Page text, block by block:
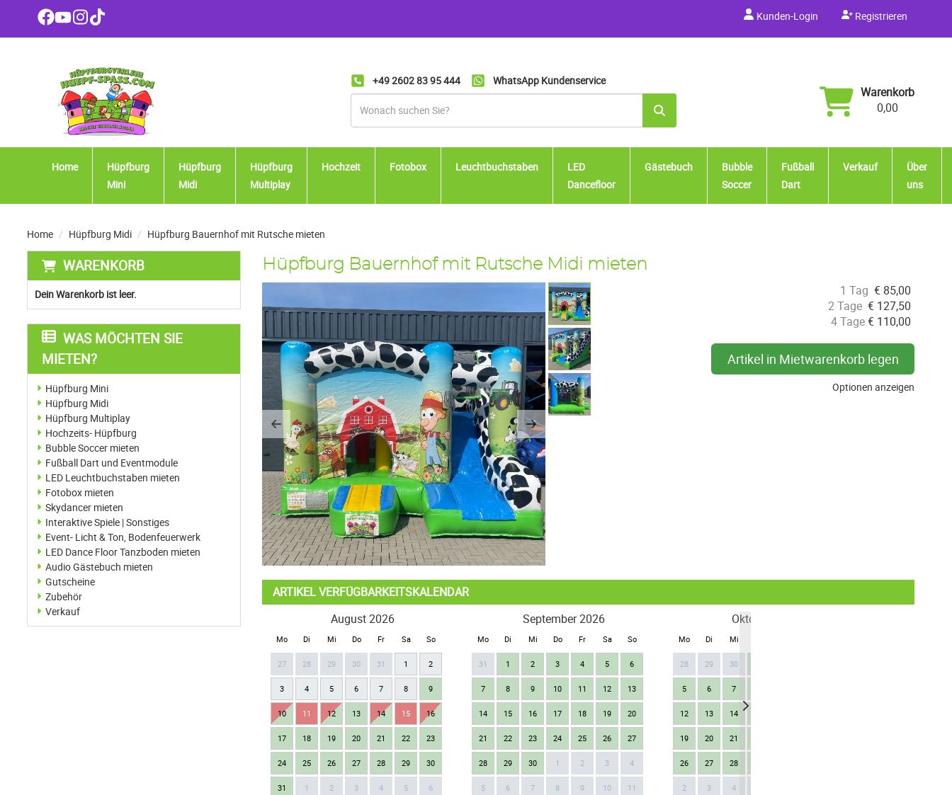
Kunden-Login Registrieren
+49 2602 83 95 444 WhatsApp Kundenservice
Warenkorb
0,00
Home
Hüpfburg
Mini
Hüpfburg
Midi
Hüpfburg
Multiplay
Hochzeit Fotobox Leuchtbuchstaben
LED
Dancefloor
Gästebuch
Bubble
Soccer
Fußball
Dart
Verkauf
Über
uns
Home Hüpfburg Midi Hüpfburg Bauernhof mit Rutsche mieten
WARENKORB
Dein Warenkorb ist leer.
WAS MÖCHTEN SIE
MIETEN?
Hüpfburg Mini
Hüpfburg Midi
Hüpfburg Multiplay
Hochzeits- Hüpfburg
Bubble Soccer mieten
Fußball Dart und Eventmodule
LED Leuchtbuchstaben mieten
Fotobox mieten
Skydancer mieten
Interaktive Spiele | Sonstiges
Event- Licht & Ton, Bodenfeuerwerk
LED Dance Floor Tanzboden mieten
Audio Gästebuch mieten
Gutscheine
Zubehör
Verkauf
Hüpfburg Bauernhof mit Rutsche Midi mieten
Previous Next
1 Tag € 85,00
2 Tage € 127,50
4 Tage€ 110,00
Artikel in Mietwarenkorb legen
Optionen anzeigen
ARTIKEL VERFÜGBARKEITSKALENDAR
August 2026
Mo Di Mi Do Fr Sa So
27 28 29 30 31 1 2
3 4 5 6 7 8 9
10 11 12 13 14 15 16
17 18 19 20 21 22 23
24 25 26 27 28 29 30
31 1 2 3 4 5 6
September 2026
Mo Di Mi Do Fr Sa So
31 1 2 3 4 5 6
7 8 9 10 11 12 13
14 15 16 17 18 19 20
21 22 23 24 25 26 27
28 29 30 1 2 3 4
5 6 7 8 9 10 11
Oktober 2026
Mo Di Mi
28 29 30
5 6 7
12 13 14
19 20 21
26 27 28
2 3 4
Next